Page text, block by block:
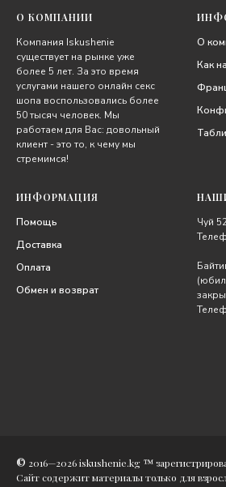
О КОМПАНИИ
Компания Iskushenie
существует на рынке уже
более 5 лет. За это время
услугами нашего онлайн секс
шопа воспользовались более
50 тысяч человек. Мы
работаем для Вас: довольный
клиент - это то, к чему мы
стремимся!
О
Как
ИНФОРМАЦИЯ
Помощь
Доставка
Оплата
Обмен и возврат
Чуй
© 2016—2026 iskushenie.kg ™
Сайт содержит материалы только для